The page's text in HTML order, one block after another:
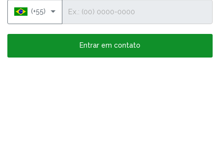
(+55)
Entrar em contato